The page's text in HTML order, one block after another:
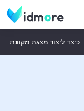
כיצד ליצור מצגת מקוונת